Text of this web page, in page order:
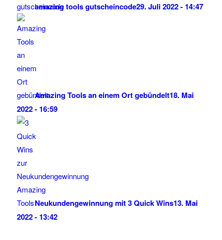
amazing tools gutscheincode29. Juli 2022 - 14:47
Amazing Tools an einem Ort gebündelt18. Mai
2022 - 16:59
Neukundengewinnung mit 3 Quick Wins13. Mai
2022 - 13:42